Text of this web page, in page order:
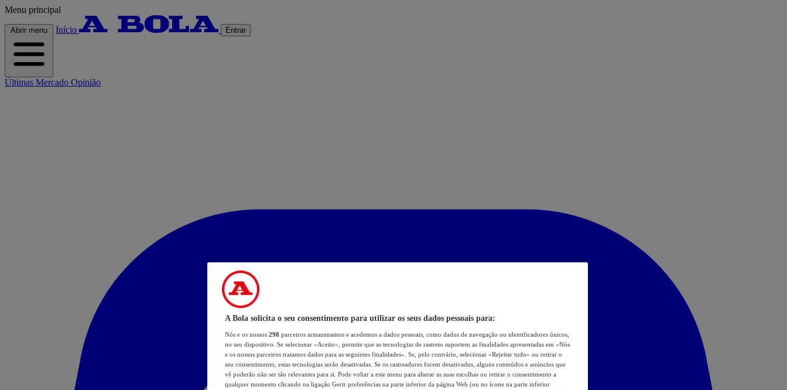
Menu principal
Abrir menu Início Entrar
Últimas Mercado Opinião
A Bola solicita o seu consentimento para utilizar os seus dados pessoais para:
Nós e os nossos 298 parceiros armazenamos e acedemos a dados pessoais, como dados de navegação ou identificadores únicos,
no seu dispositivo. Se selecionar «Aceito», permite que as tecnologias de rastreio suportem as finalidades apresentadas em «Nós
e os nossos parceiros tratamos dados para as seguintes finalidades». Se, pelo contrário, selecionar «Rejeitar tudo» ou retirar o
seu consentimento, estas tecnologias serão desativadas. Se os rastreadores forem desativados, alguns conteúdos e anúncios que
vê poderão não ser tão relevantes para si. Pode voltar a este menu para alterar as suas escolhas ou retirar o consentimento a
qualquer momento clicando na ligação Gerir preferências na parte inferior da página Web (ou no ícone na parte inferior